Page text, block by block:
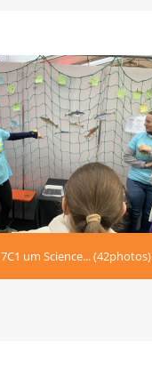
7C1 um Science... (42photos)